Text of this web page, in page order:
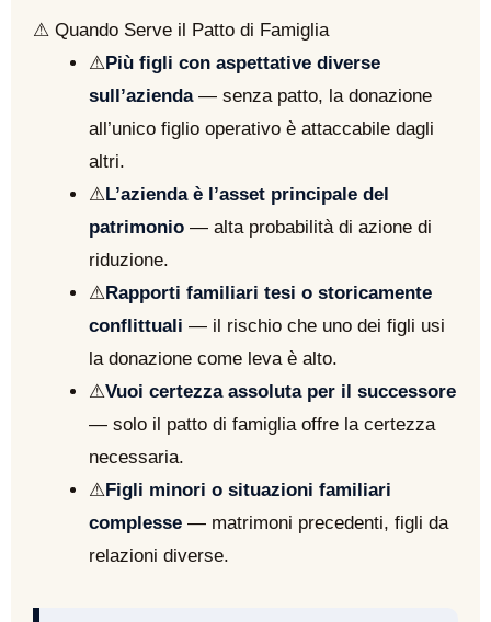
⚠ Quando Serve il Patto di Famiglia
⚠Più figli con aspettative diverse
sull’azienda— senza patto, la donazione
all’unico figlio operativo è attaccabile dagli
altri.
⚠L’azienda è l’asset principale del
patrimonio — alta probabilità di azione di
riduzione.
⚠Rapporti familiari tesi o storicamente
conflittuali — il rischio che uno dei figli usi
la donazione come leva è alto.
⚠Vuoi certezza assoluta per il successore
— solo il patto di famiglia offre la certezza
necessaria.
⚠Figli minori o situazioni familiari
complesse — matrimoni precedenti, figli da
relazioni diverse.